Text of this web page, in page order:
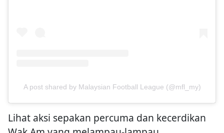
A post shared by Malaysian Football League (@mfl_my)
Lihat aksi sepakan percuma dan kecerdikan